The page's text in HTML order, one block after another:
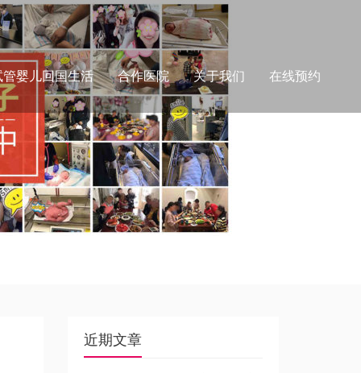
管婴儿回国生活 合作医院 关于我们 在线预约
近期文章